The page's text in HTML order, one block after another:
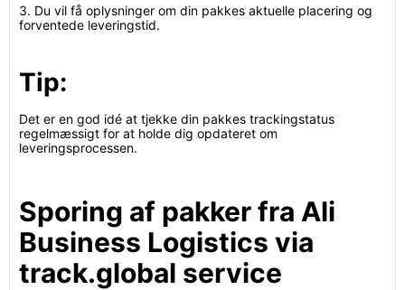
3. Du vil få oplysninger om din pakkes aktuelle placering og
forventede leveringstid.
Tip:
Det er en god idé at tjekke din pakkes trackingstatus
regelmæssigt for at holde dig opdateret om
leveringsprocessen.
Sporing af pakker fra Ali
Business Logistics via
track.global service